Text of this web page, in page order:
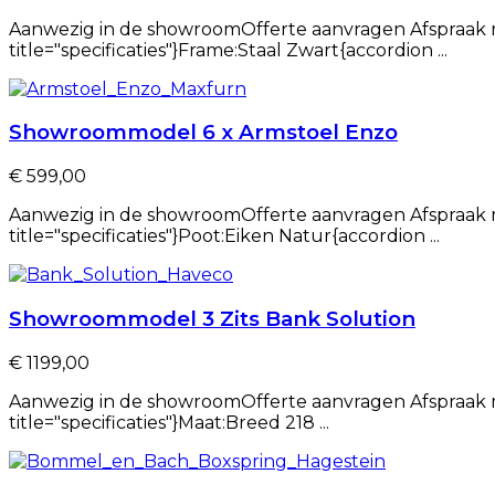
Aanwezig in de showroomOfferte aanvragen
title="specificaties"}Frame:Staal Zwart{accordion ...
Showroommodel 6 x Armstoel Enzo
€ 599,00
Aanwezig in de showroomOfferte aanvragen
title="specificaties"}Poot:Eiken Natur{accordion ...
Showroommodel 3 Zits Bank Solution
€ 1199,00
Aanwezig in de showroomOfferte aanvragen
title="specificaties"}Maat:Breed 218 ...